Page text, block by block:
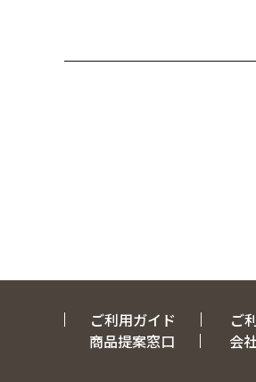
ご利用ガイド ご
商品提案窓口
会